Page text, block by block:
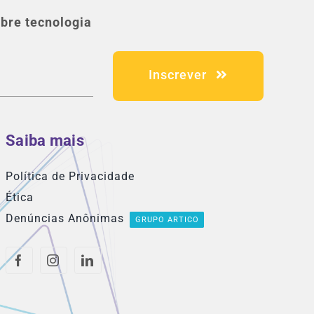
tecnologia
Inscrever
Saiba mais
Política de Privacidade
Ética
Denúncias Anônimas
GRUPO ARTICO